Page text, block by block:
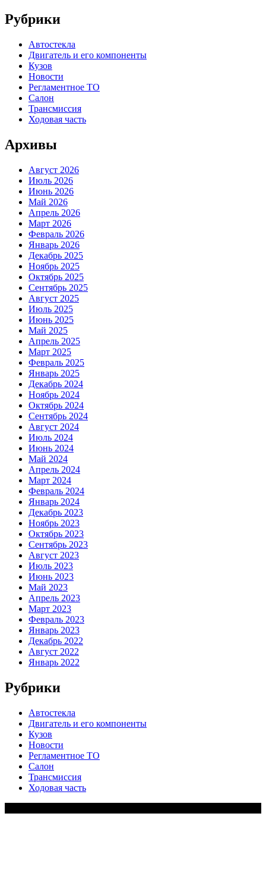
Рубрики
Автостекла
Двигатель и его компоненты
Кузов
Новости
Регламентное ТО
Салон
Трансмиссия
Ходовая часть
Архивы
Август 2026
Июль 2026
Июнь 2026
Май 2026
Апрель 2026
Март 2026
Февраль 2026
Январь 2026
Декабрь 2025
Ноябрь 2025
Октябрь 2025
Сентябрь 2025
Август 2025
Июль 2025
Июнь 2025
Май 2025
Апрель 2025
Март 2025
Февраль 2025
Январь 2025
Декабрь 2024
Ноябрь 2024
Октябрь 2024
Сентябрь 2024
Август 2024
Июль 2024
Июнь 2024
Май 2024
Апрель 2024
Март 2024
Февраль 2024
Январь 2024
Декабрь 2023
Ноябрь 2023
Октябрь 2023
Сентябрь 2023
Август 2023
Июль 2023
Июнь 2023
Май 2023
Апрель 2023
Март 2023
Февраль 2023
Январь 2023
Декабрь 2022
Август 2022
Январь 2022
Рубрики
Автостекла
Двигатель и его компоненты
Кузов
Новости
Регламентное ТО
Салон
Трансмиссия
Ходовая часть